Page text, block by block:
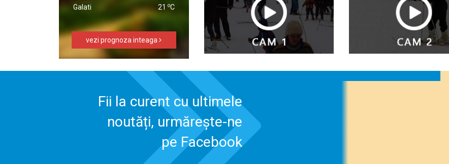
Galati
21 oC
vezi prognoza inteaga
Fii la curent cu ultimele
noutăți, urmărește-ne
pe Facebook